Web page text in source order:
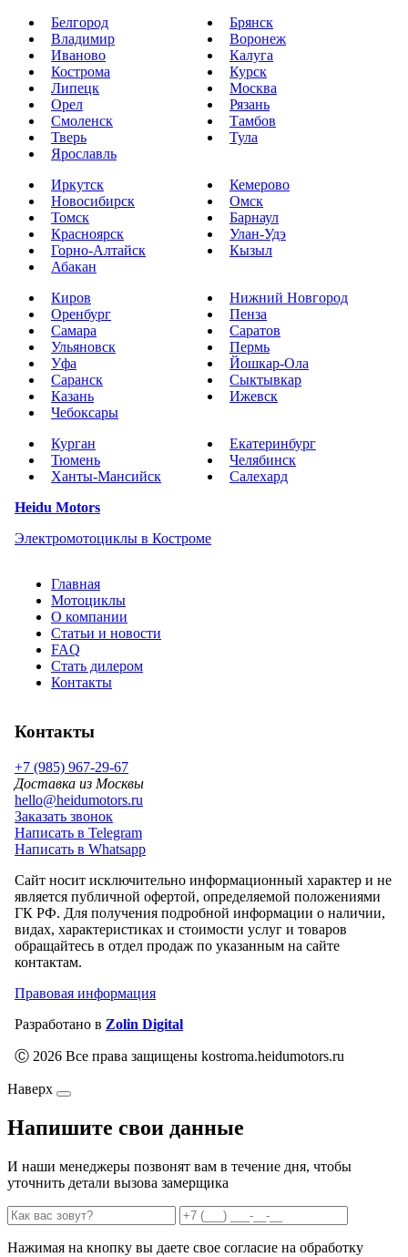
Белгород
Брянск
Владимир
Воронеж
Иваново
Калуга
Кострома
Курск
Липецк
Москва
Орел
Рязань
Смоленск
Тамбов
Тверь
Тула
Ярославль
Иркутск
Кемерово
Новосибирск
Омск
Томск
Барнаул
Красноярск
Улан-Удэ
Горно-Алтайск
Кызыл
Абакан
Киров
Нижний Новгород
Оренбург
Пенза
Самара
Саратов
Ульяновск
Пермь
Уфа
Йошкар-Ола
Саранск
Сыктывкар
Казань
Ижевск
Чебоксары
Курган
Екатеринбург
Тюмень
Челябинск
Ханты-Мансийск
Салехард
Heidu Motors
Электромотоциклы в Костроме
Главная
Мотоциклы
О компании
Статьи и новости
FAQ
Стать дилером
Контакты
Контакты
+7 (985) 967-29-67
Доставка из Москвы
hello@heidumotors.ru
Заказать звонок
Написать в Telegram
Написать в Whatsapp
Сайт носит исключительно информационный характер и не
является публичной офертой, определяемой положениями
ГК РФ. Для получения подробной информации о наличии,
видах, характеристиках и стоимости услуг и товаров
обращайтесь в отдел продаж по указанным на сайте
контактам.
Правовая информация
Разработано в Zolin Digital
Ⓒ 2026 Все права защищены kostroma.heidumotors.ru
Наверх
Напишите свои данные
И наши менеджеры позвонят вам в течение дня, чтобы
уточнить детали вызова замерщика
Нажимая на кнопку вы даете свое согласие на обработку